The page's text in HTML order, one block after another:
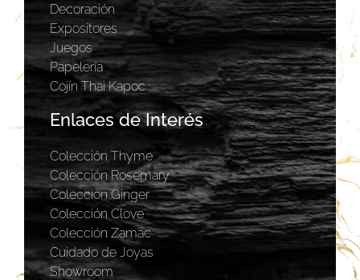
Decoración
Expositores
Juegos
Papelería
Cojín Thai Kapoc
Enlaces de Interés
Colección Thyme
Colección Rosemary
Coleccion Ginger
Colección Clove
Colección Zamac
Cuidado de Joyas
Showroom